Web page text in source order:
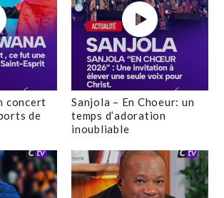
concert
de
Sanjola – En Choeur: un
temps d’adoration
inoubliable